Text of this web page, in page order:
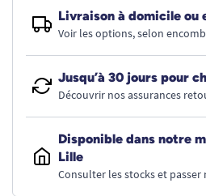
Livraison à domicile ou
Voir les options, selon
Jusqu’à 30 jours pour
Découvrir nos assurances
Disponible dans notre
Lille
Consulter les stocks et passer